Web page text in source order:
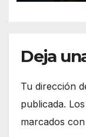
Deja
Tu dirección
publicada.
marcados con